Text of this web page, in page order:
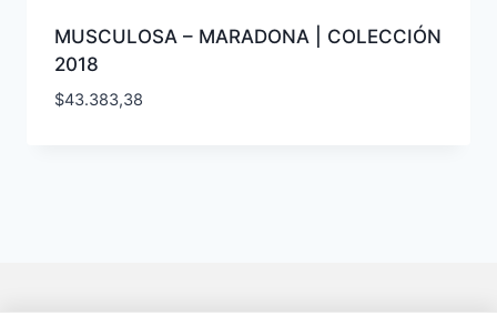
MUSCULOSA – MARADONA | COLECCIÓN
2018
$43.383,38